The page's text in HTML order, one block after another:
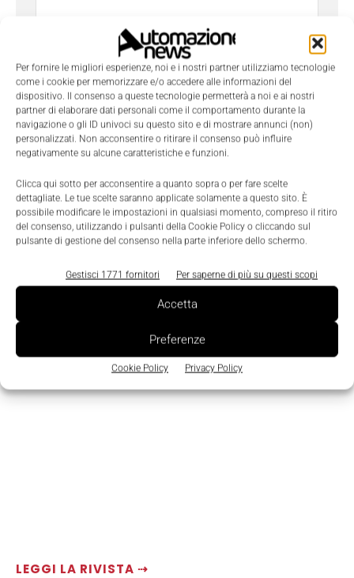
Per fornire le migliori esperienze, noi e i nostri partner utilizziamo tecnologie
come i cookie per memorizzare e/o accedere alle informazioni del
dispositivo. Il consenso a queste tecnologie permetterà a noi e ai nostri
partner di elaborare dati personali come il comportamento durante la
navigazione o gli ID univoci su questo sito e di mostrare annunci (non)
personalizzati. Non acconsentire o ritirare il consenso può influire
negativamente su alcune caratteristiche e funzioni.
Clicca qui sotto per acconsentire a quanto sopra o per fare scelte
dettagliate. Le tue scelte saranno applicate solamente a questo sito. È
possibile modificare le impostazioni in qualsiasi momento, compreso il ritiro
del consenso, utilizzando i pulsanti della Cookie Policy o cliccando sul
pulsante di gestione del consenso nella parte inferiore dello schermo.
Gestisci 1771 fornitori Per saperne di più su questi scopi
Accetta
Preferenze
Cookie Policy Privacy Policy
LEGGI LA RIVISTA ⇢
Ho letto e compreso l' Informativa sulla Privacye
do il consenso al trattamento dei dati da parte di
Tecniche Nuove